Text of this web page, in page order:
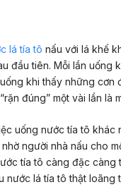
lá tía tô nấu với lá khế
đầu tiên. Mỗi lần uống
khi thấy những cơn
đúng” một vài lần là
uống nước tía tô khác
người nhà nấu cho
tía tô càng đặc càng
nước lá tía tô thật